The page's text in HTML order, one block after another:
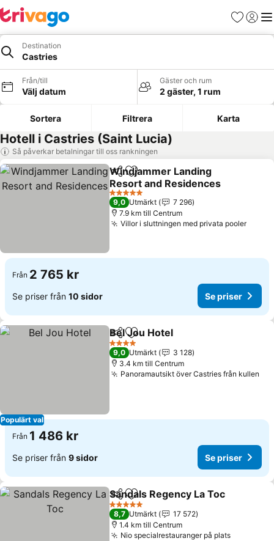
Favoriter
Logga
Destination
Castries
Från/till
Välj datum
Gäster och rum
2 gäster, 1 rum
Sortera Filtrera Karta
Hotell i Castries (Saint Lucia)
Så påverkar betalningar till oss rankningen
Dela Lägg till i Mina Favoriter
Windjammer Landing
Resort and Residences
5 Stjärnor
9,0 Utmärkt
7 296
7.9 km till Centrum
Villor i sluttningen med privata pooler
Från 2 765 kr
Se priser från 10 sidor Se priser
Populärt val
Dela Lägg till i Mina Favoriter
Bel Jou Hotel
4 Stjärnor
9,0 Utmärkt
3 128
3.4 km till Centrum
Panoramautsikt över Castries från kullen
Från 1 486 kr
Se priser från 9 sidor Se priser
Dela Lägg till i Mina Favoriter
Sandals Regency La Toc
5 Stjärnor
8,7 Utmärkt
17 572
1.4 km till Centrum
Nio specialrestauranger på plats